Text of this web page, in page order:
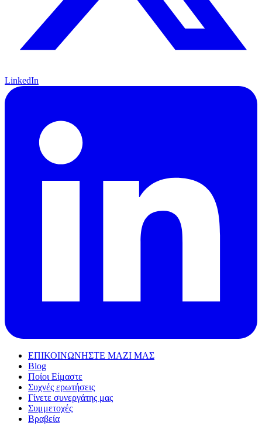
LinkedIn
ΕΠΙΚΟΙΝΩΝΗΣΤΕ ΜΑΖΙ ΜΑΣ
Blog
Ποίοι Είμαστε
Συχνές ερωτήσεις
Γίνετε συνεργάτης μας
Συμμετοχές
Βραβεία